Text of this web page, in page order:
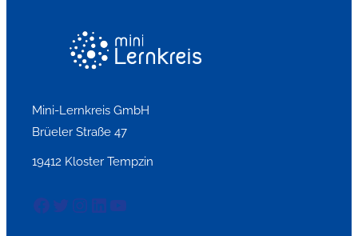
Mini-Lernkreis GmbH
Brüeler Straße 47
19412 Kloster Tempzin
Facebook
Twitter
Instagram
LinkedIn
YouTube